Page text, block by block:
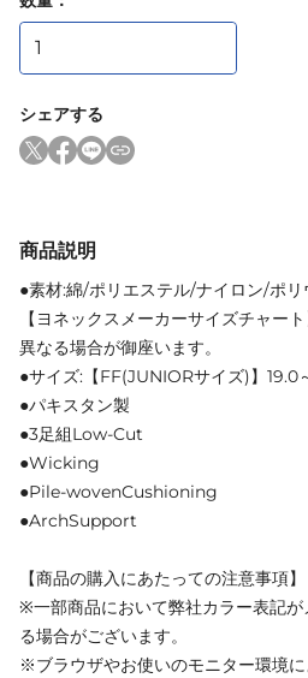
シェアする
商品説明
●素材:綿/ポリエステル/ナイロン/ポリ
【ヨネックスメーカーサイズチャー
異なる場合が御座います。
●サイズ:【FF(JUNIORサイズ)】19.0
●パキスタン製
●3足組Low-Cut
●Wicking
●Pile-wovenCushioning
●ArchSupport
【商品の購入にあたっての注意事項】
※一部商品において弊社カラー表記
る場合がございます。
※ブラウザやお使いのモニター環境